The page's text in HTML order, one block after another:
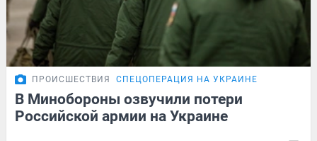
ПРОИСШЕСТВИЯ СПЕЦОПЕРАЦИЯ НА УКРАИНЕ
В Минобороны озвучили потери
Российской армии на Украине